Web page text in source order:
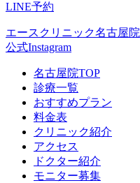
LINE予約
エースクリニック名古屋院
公式Instagram
名古屋院TOP
診療一覧
おすすめプラン
料金表
クリニック紹介
アクセス
ドクター紹介
モニター募集